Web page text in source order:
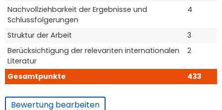
Gesamtpunkte 433
Nachvollziehbarkeit der Ergebnisse und
Schlussfolgerungen
4
Struktur der Arbeit
3
Berücksichtigung der relevanten internationalen
Literatur
2
Bewertung bearbeiten